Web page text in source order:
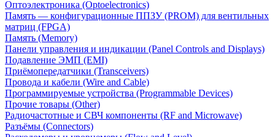
Оптоэлектроника (Optoelectronics)
Память — конфигурационные ППЗУ (PROM) для вентильных
матриц (FPGA)
Память (Memory)
Панели управления и индикации (Panel Controls and Displays)
Подавление ЭМП (EMI)
Приёмопередатчики (Transceivers)
Провода и кабели (Wire and Cable)
Программируемые устройства (Programmable Devices)
Прочие товары (Other)
Радиочастотные и СВЧ компоненты (RF and Microwave)
Разъёмы (Connectors)